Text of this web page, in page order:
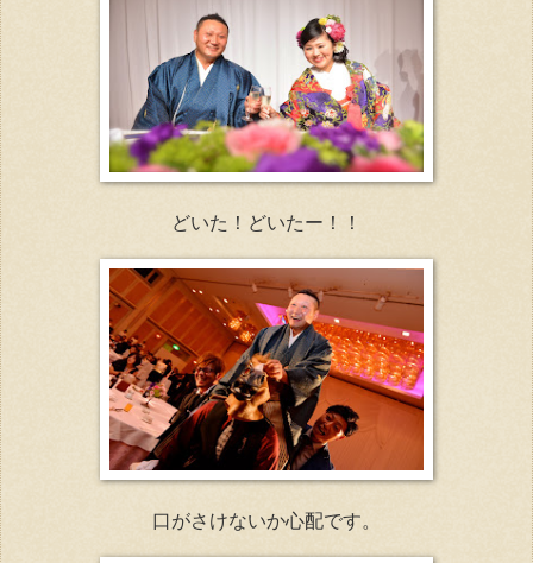
どいた！どいたー！！
口がさけないか心配です。